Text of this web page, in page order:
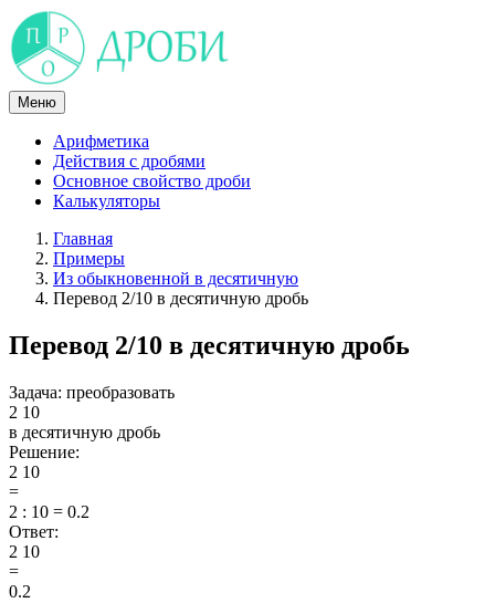
Skip
to
content
Меню
Арифметика
Действия с дробями
Основное свойство дроби
Калькуляторы
Главная
Примеры
Из обыкновенной в десятичную
Перевод 2/10 в десятичную дробь
Перевод 2/10 в десятичную дробь
Задача: преобразовать
2 10
в десятичную дробь
Решение:
2 10
=
2 : 10 = 0.2
Ответ:
2 10
=
0.2